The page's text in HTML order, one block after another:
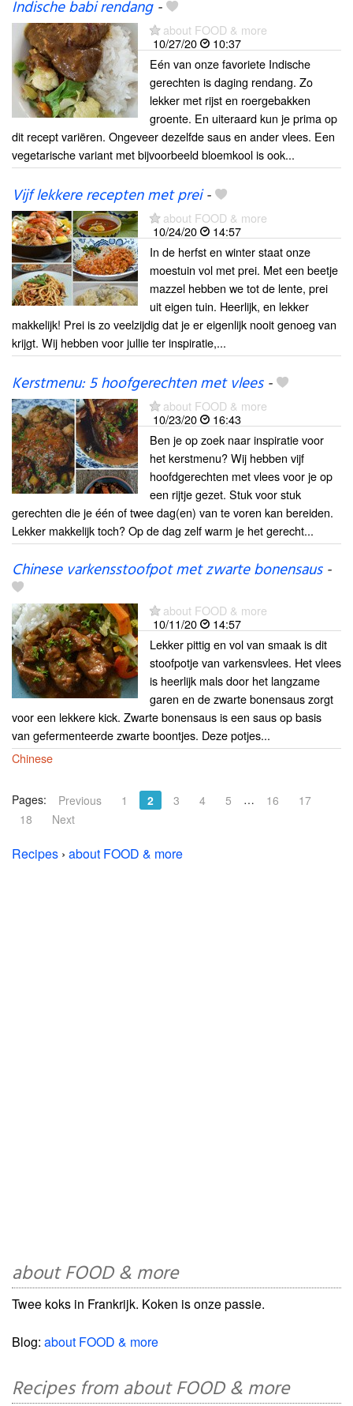
Indische babi rendang-
about FOOD & more
10/27/20
10:37
Eén van onze favoriete Indische
gerechten is daging rendang. Zo
lekker met rijst en roergebakken
groente. En uiteraard kun je prima op
dit recept variëren. Ongeveer dezelfde saus en ander vlees. Een
vegetarische variant met bijvoorbeeld bloemkool is ook...
Vijf lekkere recepten met prei-
about FOOD & more
10/24/20
14:57
In de herfst en winter staat onze
moestuin vol met prei. Met een beetje
mazzel hebben we tot de lente, prei
uit eigen tuin. Heerlijk, en lekker
makkelijk! Prei is zo veelzijdig dat je er eigenlijk nooit genoeg van
krijgt. Wij hebben voor jullie ter inspiratie,...
Kerstmenu: 5 hoofgerechten met vlees-
about FOOD & more
10/23/20
16:43
Ben je op zoek naar inspiratie voor
het kerstmenu? Wij hebben vijf
hoofdgerechten met vlees voor je op
een rijtje gezet. Stuk voor stuk
gerechten die je één of twee dag(en) van te voren kan bereiden.
Lekker makkelijk toch? Op de dag zelf warm je het gerecht...
Chinese varkensstoofpot met zwarte bonensaus-
about FOOD & more
10/11/20
14:57
Lekker pittig en vol van smaak is dit
stoofpotje van varkensvlees. Het vlees
is heerlijk mals door het langzame
garen en de zwarte bonensaus zorgt
voor een lekkere kick. Zwarte bonensaus is een saus op basis
van gefermenteerde zwarte boontjes. Deze potjes...
Chinese
Pages: Previous 1 2 3 4 5 … 16
17
18
Next
Recipes › about FOOD & more
about FOOD & more
Twee koks in Frankrijk. Koken is onze passie.
Blog: about FOOD & more
Recipes from about FOOD & more